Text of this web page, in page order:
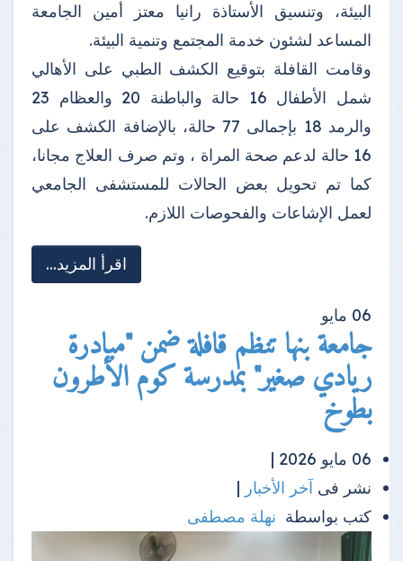
البيئة، وتنسيق الأستاذة رانيا معتز أمين الجامعة
المساعد لشئون خدمة المجتمع وتنمية البيئة.
وقامت القافلة بتوقيع الكشف الطبي على الأهالي
شمل الأطفال 16 حالة والباطنة 20 والعظام 23
والرمد 18 بإجمالى 77 حالة، بالإضافة الكشف على
16 حالة لدعم صحة المراة ، وتم صرف العلاج مجانا،
كما تم تحويل بعض الحالات للمستشفى الجامعي
لعمل الإشاعات والفحوصات اللازم.
اقرأ المزيد...
06 مايو
جامعة بنها تنظم قافلة ضمن "مبادرة
ريادي صغير" بمدرسة كوم الأطرون
بطوخ
06 مايو 2026 |
نشر فى آخر الأخبار |
كتب بواسطة نهلة مصطفى